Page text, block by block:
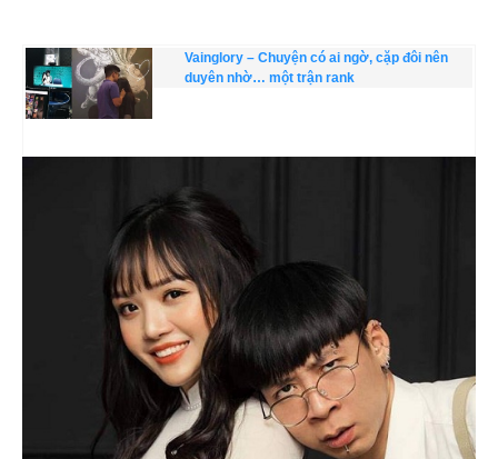
Vainglory – Chuyện có ai ngờ, cặp đôi nên
duyên nhờ… một trận rank